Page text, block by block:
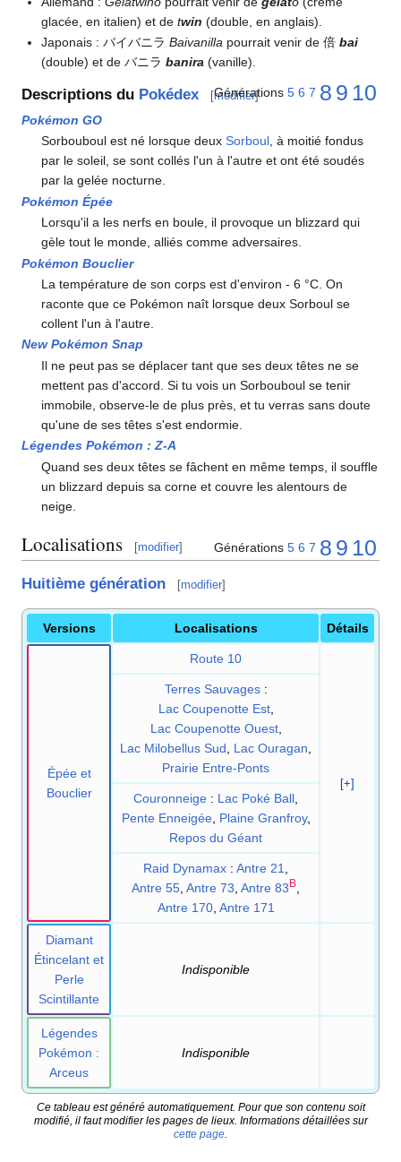
glacée, en italien) et detwin (double, en anglais).
Japonais : バイバニラBaivanilla pourrait venir de 倍bai
(double) et de バニラbanira (vanille).
Descriptions du Pokédex [modifier]
Générations 5 6 7 8 9 10
Pokémon GO
Sorbouboul est né lorsque deuxSorboul, à moitié fondus
par le soleil, se sont collés l'un à l'autre et ont été soudés
par la gelée nocturne.
Pokémon Épée
Lorsqu'il a les nerfs en boule, il provoque un blizzard qui
gèle tout le monde, alliés comme adversaires.
Pokémon Bouclier
La température de son corps est d'environ - 6 °C. On
raconte que ce Pokémon naît lorsque deux Sorboul se
collent l'un à l'autre.
New Pokémon Snap
Il ne peut pas se déplacer tant que ses deux têtes ne se
mettent pas d'accord. Si tu vois un Sorbouboul se tenir
immobile, observe-le de plus près, et tu verras sans doute
qu'une de ses têtes s'est endormie.
Légendes Pokémon :Z-A
Quand ses deux têtes se fâchent en même temps, il souffle
un blizzard depuis sa corne et couvre les alentours de
neige.
Localisations [modifier] Générations 5 6 7 8 9 10
Huitième génération [modifier]
Versions Localisations Détails
Épée et
Bouclier
Route 10
[+]
Terres Sauvages :
Lac Coupenotte Est,
Lac Coupenotte Ouest,
Lac Milobellus Sud, Lac Ouragan,
Prairie Entre-Ponts
Couronneige : Lac Poké Ball,
Pente Enneigée, Plaine Granfroy,
Repos du Géant
Raid Dynamax : Antre 21,
Antre 55, Antre 73, Antre 83 B,
Antre 170, Antre 171
Diamant
Étincelant et
Perle
Scintillante
Indisponible
Légendes
Pokémon :
Arceus
Indisponible
Ce tableau est généré automatiquement. Pour que son contenu soit
modifié, il faut modifier les pages de lieux. Informations détaillées sur
cette page